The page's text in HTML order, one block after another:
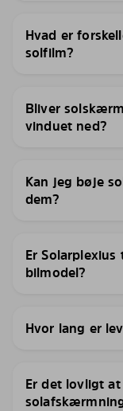
Hvad er
solfilm?
Bliver
vinduet ned?
Kan jeg bøje
dem?
Er
bilmodel?
Hvor lang er
Er det lovligt